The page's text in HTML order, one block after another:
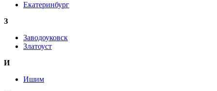
Екатеринбург
З
Заводоуковск
Златоуст
И
Ишим